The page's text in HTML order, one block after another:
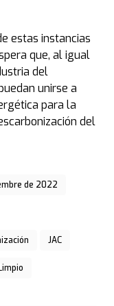
estas instancias
que, al igual
del
unirse a
para la
del
de 2022
JAC